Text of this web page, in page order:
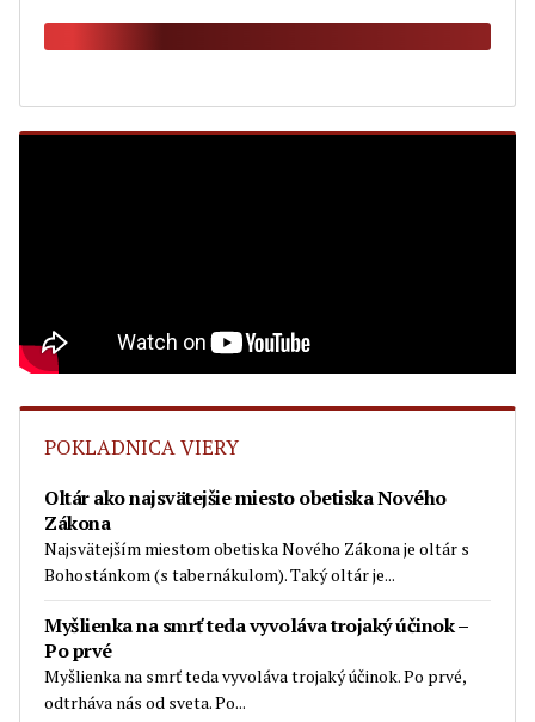
POKLADNICA VIERY
Oltár ako najsvätejšie miesto obetiska Nového
Zákona
Najsvätejším miestom obetiska Nového Zákona je oltár s
Bohostánkom (s tabernákulom). Taký oltár je...
Myšlienka na smrť teda vyvoláva trojaký účinok –
Po prvé
Myšlienka na smrť teda vyvoláva trojaký účinok. Po prvé,
odtrháva nás od sveta. Po...